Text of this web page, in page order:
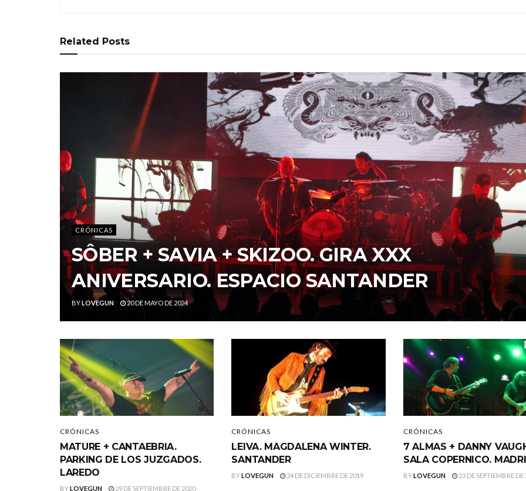
Related Posts
CRÓNICAS
SÔBER + SAVIA + SKIZOO. GIRA XXX
ANIVERSARIO. ESPACIO SANTANDER
BYLOVEGUN 20 DE MAYO DE 2024
CRÓNICAS
MATURE + CANTAEBRIA.
PARKING DE LOS JUZGADOS.
LAREDO
BYLOVEGUN 29 DE SEPTIEMBRE DE 2020
CRÓNICAS
LEIVA. MAGDALENA WINTER.
SANTANDER
BYLOVEGUN 24 DE DICIEMBRE DE 2019
CRÓNICAS
7 ALMAS + DANNY
SALA COPERNICO.
BYLOVEGUN 23 DE SEPTIEMBRE DE